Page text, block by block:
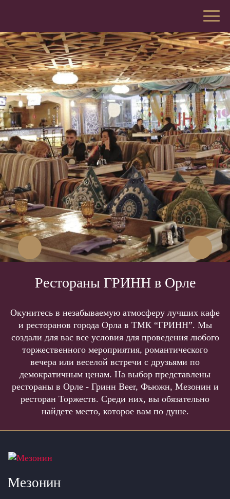
Предыдущий
слайд
слайд
Рестораны ГРИНН в Орле
Окунитесь в незабываемую атмосферу лучших кафе
и ресторанов города Орла в ТМК “ГРИНН”. Мы
создали для вас все условия для проведения любого
торжественного мероприятия, романтического
вечера или веселой встречи с друзьями по
демократичным ценам. На выбор представлены
рестораны в Орле - Гринн Beer, Фьюжн, Мезонин и
ресторан Торжеств. Среди них, вы обязательно
найдете место, которое вам по душе.
Мезонин